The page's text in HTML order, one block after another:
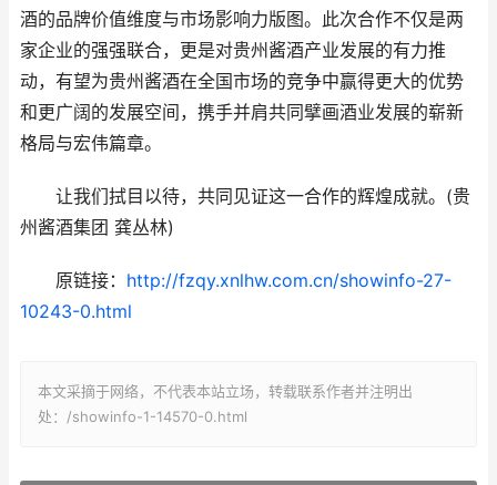
酒的品牌价值维度与市场影响力版图。此次合作不仅是两
家企业的强强联合，更是对贵州酱酒产业发展的有力推
动，有望为贵州酱酒在全国市场的竞争中赢得更大的优势
和更广阔的发展空间，携手并肩共同擘画酒业发展的崭新
格局与宏伟篇章。
让我们拭目以待，共同见证这一合作的辉煌成就。(贵
州酱酒集团 龚丛林)
原链接： http://fzqy.xnlhw.com.cn/showinfo-27-
10243-0.html
本文采摘于网络，不代表本站立场，转载联系作者并注明出
处：/showinfo-1-14570-0.html